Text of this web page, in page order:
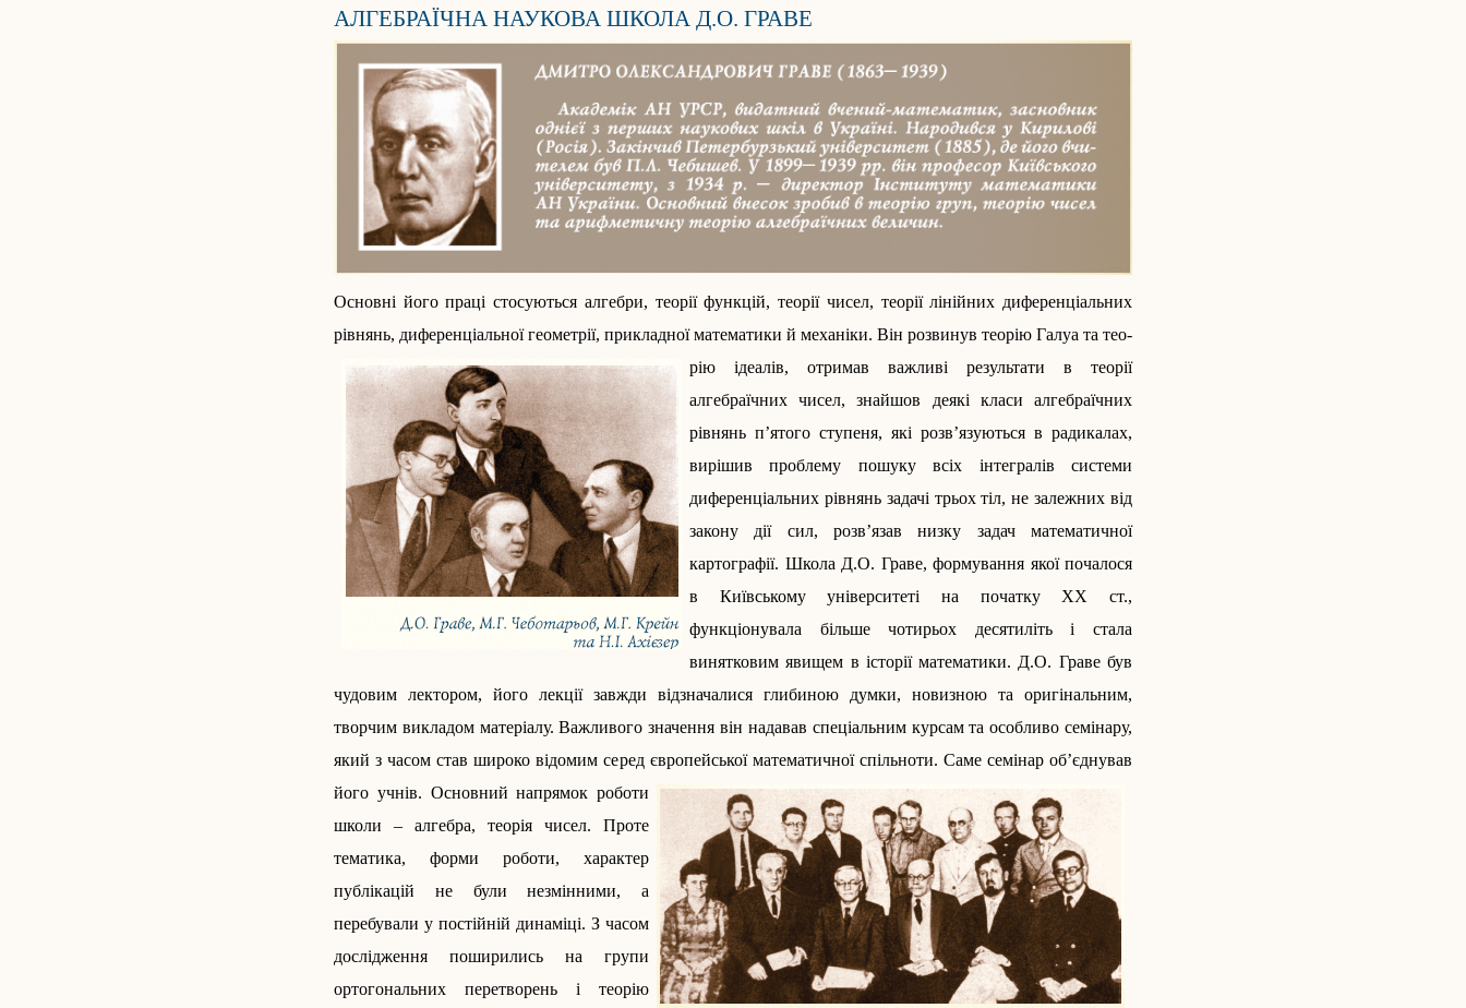
АЛГЕБРАЇЧНА НАУКОВА ШКОЛА Д.О. ГРАВЕ
Основні його праці стосуються алгебри, теорії функцій, теорії чисел, теорії лінійних диференціальних
рівнянь, диференціальної геометрії, прикладної матема­тики й механіки. Він розвинув теорію Галуа та тео­
рію ідеалів, отримав важливі результати в теорії
алгебраїчних чисел, знайшов деякі класи алгебраїчних
рівнянь п’ятого ступеня, які розв’язуються в радикалах,
вирішив проблему пошуку всіх інтегралів системи
диференціальних рівнянь задачі трьох тіл, не залежних від
закону дії сил, розв’язав низку задач математичної
картографії. Школа Д.О. Граве, формування якої почалося
в Київському університеті на початку ХХ ст.,
функціонувала більше чотирьох десятиліть і стала
винятковим явищем в історії математики. Д.О. Граве був
чудовим лектором, його лекції завжди відзначалися глибиною думки, новизною та оригінальним,
творчим викладом матеріалу. Важливого значення він надавав спеціальним курсам та особливо семінару,
який з часом став широко відомим се­ред європейської мате­матичної спіль­­но­ти. Са­ме семінар об’єд­нував
його учнів. Основний напрямок роботи
школи – алгебра, теорія чисел. Проте
тематика, форми роботи, характер
публікацій не були незмінними, а
перебували у постійній динаміці. З часом
дослідження поширились на групи
ортогональних перетворень і теорію